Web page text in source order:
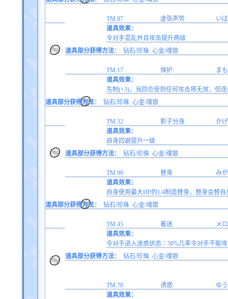
TM.87 虚张声势
い
道具效果：
令对手混乱并且攻击提升两级
道具部分获得方法：
钻石/珍珠 心金/魂银
TM.17 保护
ま
道具效果：
先制(+3)，当回合受到任何攻击将无效，但
道具部分获得方法：
钻石/珍珠 心金/魂银
TM.32 影子分身
か
道具效果：
自身回避提升一级
道具部分获得方法：
钻石/珍珠 心金/魂银
TM.90 替身
み
道具效果：
自身使用最大HP的1/4制造替身，替身会替
道具部分获得方法：
钻石/珍珠 心金/魂银
TM.45 着迷
メ
道具效果：
令对手进入迷惑状态∶50%几率令对手不能
道具部分获得方法：
钻石/珍珠 心金/魂银
TM.78 诱惑
ゆ
道具效果：